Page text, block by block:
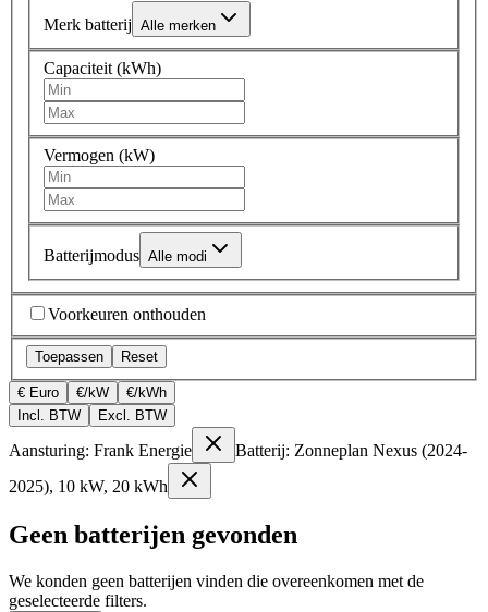
Merk batterij Alle merken
Capaciteit (kWh)
Vermogen (kW)
Batterijmodus Alle modi
Voorkeuren onthouden
Toepassen Reset
€ Euro €/kW
€/kWh
Incl. BTW
Excl. BTW
Aansturing: Frank Energie
Batterij: Zonneplan Nexus (2024-
2025), 10 kW, 20 kWh
Geen batterijen gevonden
We konden geen batterijen vinden die overeenkomen met de
geselecteerde filters.